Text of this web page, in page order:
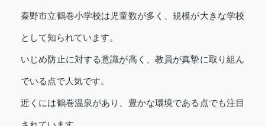
秦野市立鶴巻小学校は児童数が多く、規模が大きな学校
として知られています。
いじめ防止に対する意識が高く、教員が真摯に取り組ん
でいる点で人気です。
近くには鶴巻温泉があり、豊かな環境である点でも注目